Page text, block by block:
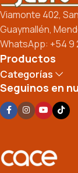
Viamonte 402,
Guaymallén,
WhatsApp: +54 9
Productos
Categorías
Seguinos en